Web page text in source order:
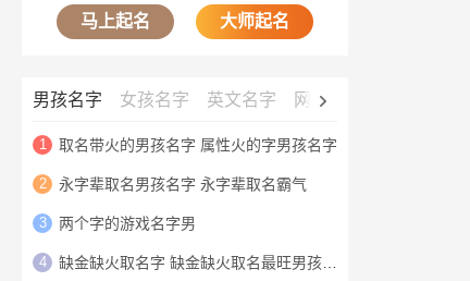
马上起名 大师起名
男孩名字 女孩名字 英文名字 网名大全
1 取名带火的男孩名字 属性火的字男孩名字
2 永字辈取名男孩名字 永字辈取名霸气
3 两个字的游戏名字男
4 缺金缺火取名字 缺金缺火取名最旺男孩名字